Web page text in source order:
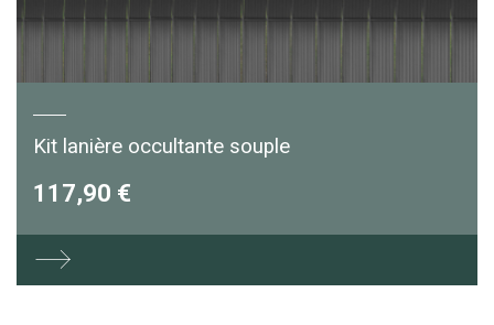
Kit lanière occultante souple
117,90 €